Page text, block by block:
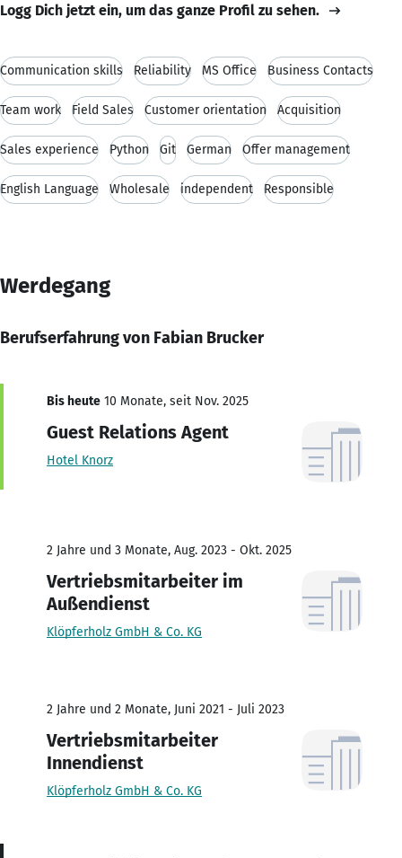
Logg Dich jetzt ein, um das ganze Profil zu sehen.
Communication skills Reliability MS Office Business Contacts
Team work Field Sales Customer orientation Acquisition
Sales experience Python Git German Offer management
English Language Wholesale independent Responsible
Werdegang
Berufserfahrung von Fabian Brucker
Bis heute 10 Monate, seit Nov. 2025
Guest Relations Agent
Hotel Knorz
2 Jahre und 3 Monate, Aug. 2023 - Okt. 2025
Vertriebsmitarbeiter im
Außendienst
Klöpferholz GmbH & Co. KG
2 Jahre und 2 Monate, Juni 2021 - Juli 2023
Vertriebsmitarbeiter
Innendienst
Klöpferholz GmbH & Co. KG